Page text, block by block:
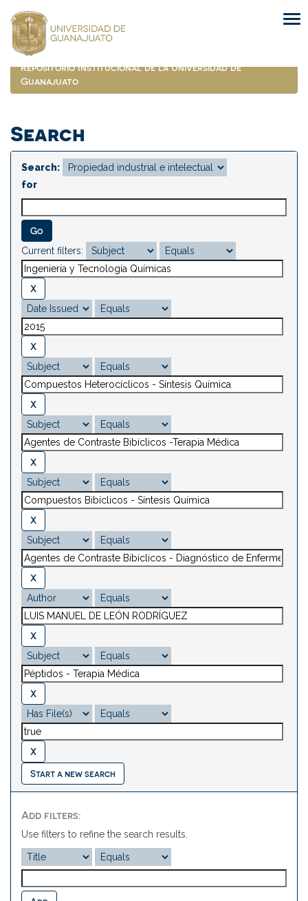
navigation
Repositorio Institucional de la Universidad de
Guanajuato
Search
Search:
for
Current filters:
Start a new search
Add filters:
Use filters to refine the search results.